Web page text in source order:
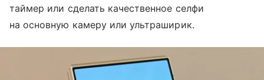
таймер или сделать качественное селфи
на основную камеру или ультраширик.